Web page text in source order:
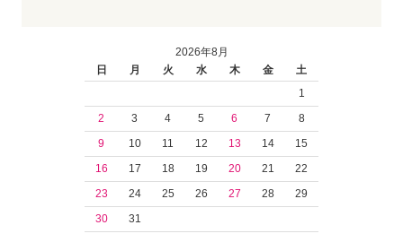
2026年8月
日
月 火 水 木 金
土
1
2
3 4 5 6 7
8
9
10 11 12 13 14
15
16
17 18 19 20 21
22
23
24 25 26 27 28
29
30
31